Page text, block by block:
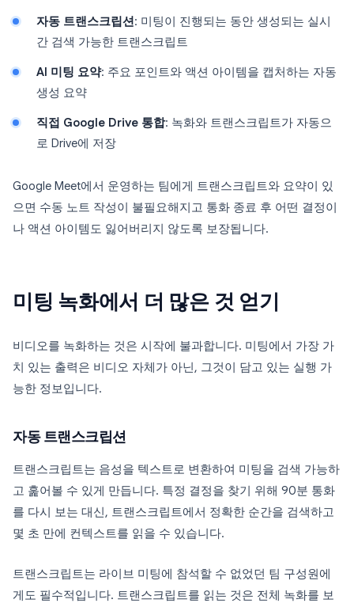
자동 트랜스크립션: 미팅이 진행되는 동안 생성되는 실시
간 검색 가능한 트랜스크립트
AI 미팅 요약: 주요 포인트와 액션 아이템을 캡처하는 자동
생성 요약
직접 Google Drive 통합: 녹화와 트랜스크립트가 자동으
로 Drive에 저장
Google Meet에서 운영하는 팀에게 트랜스크립트와 요약이 있
으면 수동 노트 작성이 불필요해지고 통화 종료 후 어떤 결정이
나 액션 아이템도 잃어버리지 않도록 보장됩니다.
미팅 녹화에서 더 많은 것 얻기
비디오를 녹화하는 것은 시작에 불과합니다. 미팅에서 가장 가
치 있는 출력은 비디오 자체가 아닌, 그것이 담고 있는 실행 가
능한 정보입니다.
자동 트랜스크립션
트랜스크립트는 음성을 텍스트로 변환하여 미팅을 검색 가능하
고 훑어볼 수 있게 만듭니다. 특정 결정을 찾기 위해 90분 통화
를 다시 보는 대신, 트랜스크립트에서 정확한 순간을 검색하고
몇 초 만에 컨텍스트를 읽을 수 있습니다.
트랜스크립트는 라이브 미팅에 참석할 수 없었던 팀 구성원에
게도 필수적입니다. 트랜스크립트를 읽는 것은 전체 녹화를 보